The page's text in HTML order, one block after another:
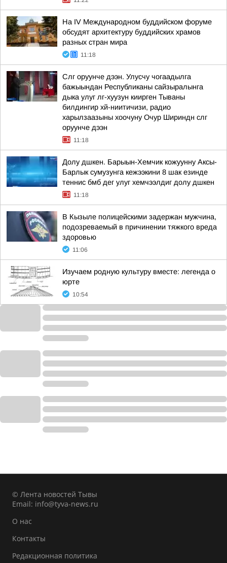
На IV Международном буддийском форуме
обсудят архитектуру буддийских храмов
разных стран мира
11:18
Слг оруунче дээн. Улусчу чогаадылга
бажыындан Республиканы сайзыралынга
дыка улуг лг-хуузун киирген Тываны
билдингир хй-ниитичизи, радио
харылзаазыны хоочуну Очур Шириндн слг
оруунче дээн
11:18
Долу дшкен. Барыын-Хемчик кожуунну Аксы-
Барлык сумузунга кежээкини 8 шак езинде
теннис бмб дег улуг хемчээлдиг долу дшкен
11:18
В Кызыле полицейскими задержан мужчина,
подозреваемый в причинении тяжкого вреда
здоровью
11:06
Изучаем родную культуру вместе: легенда о
юрте
10:54
© Лента новостей Тывы
Email: info@tyva-news.ru
О нас
Контакты
Редакционная политика